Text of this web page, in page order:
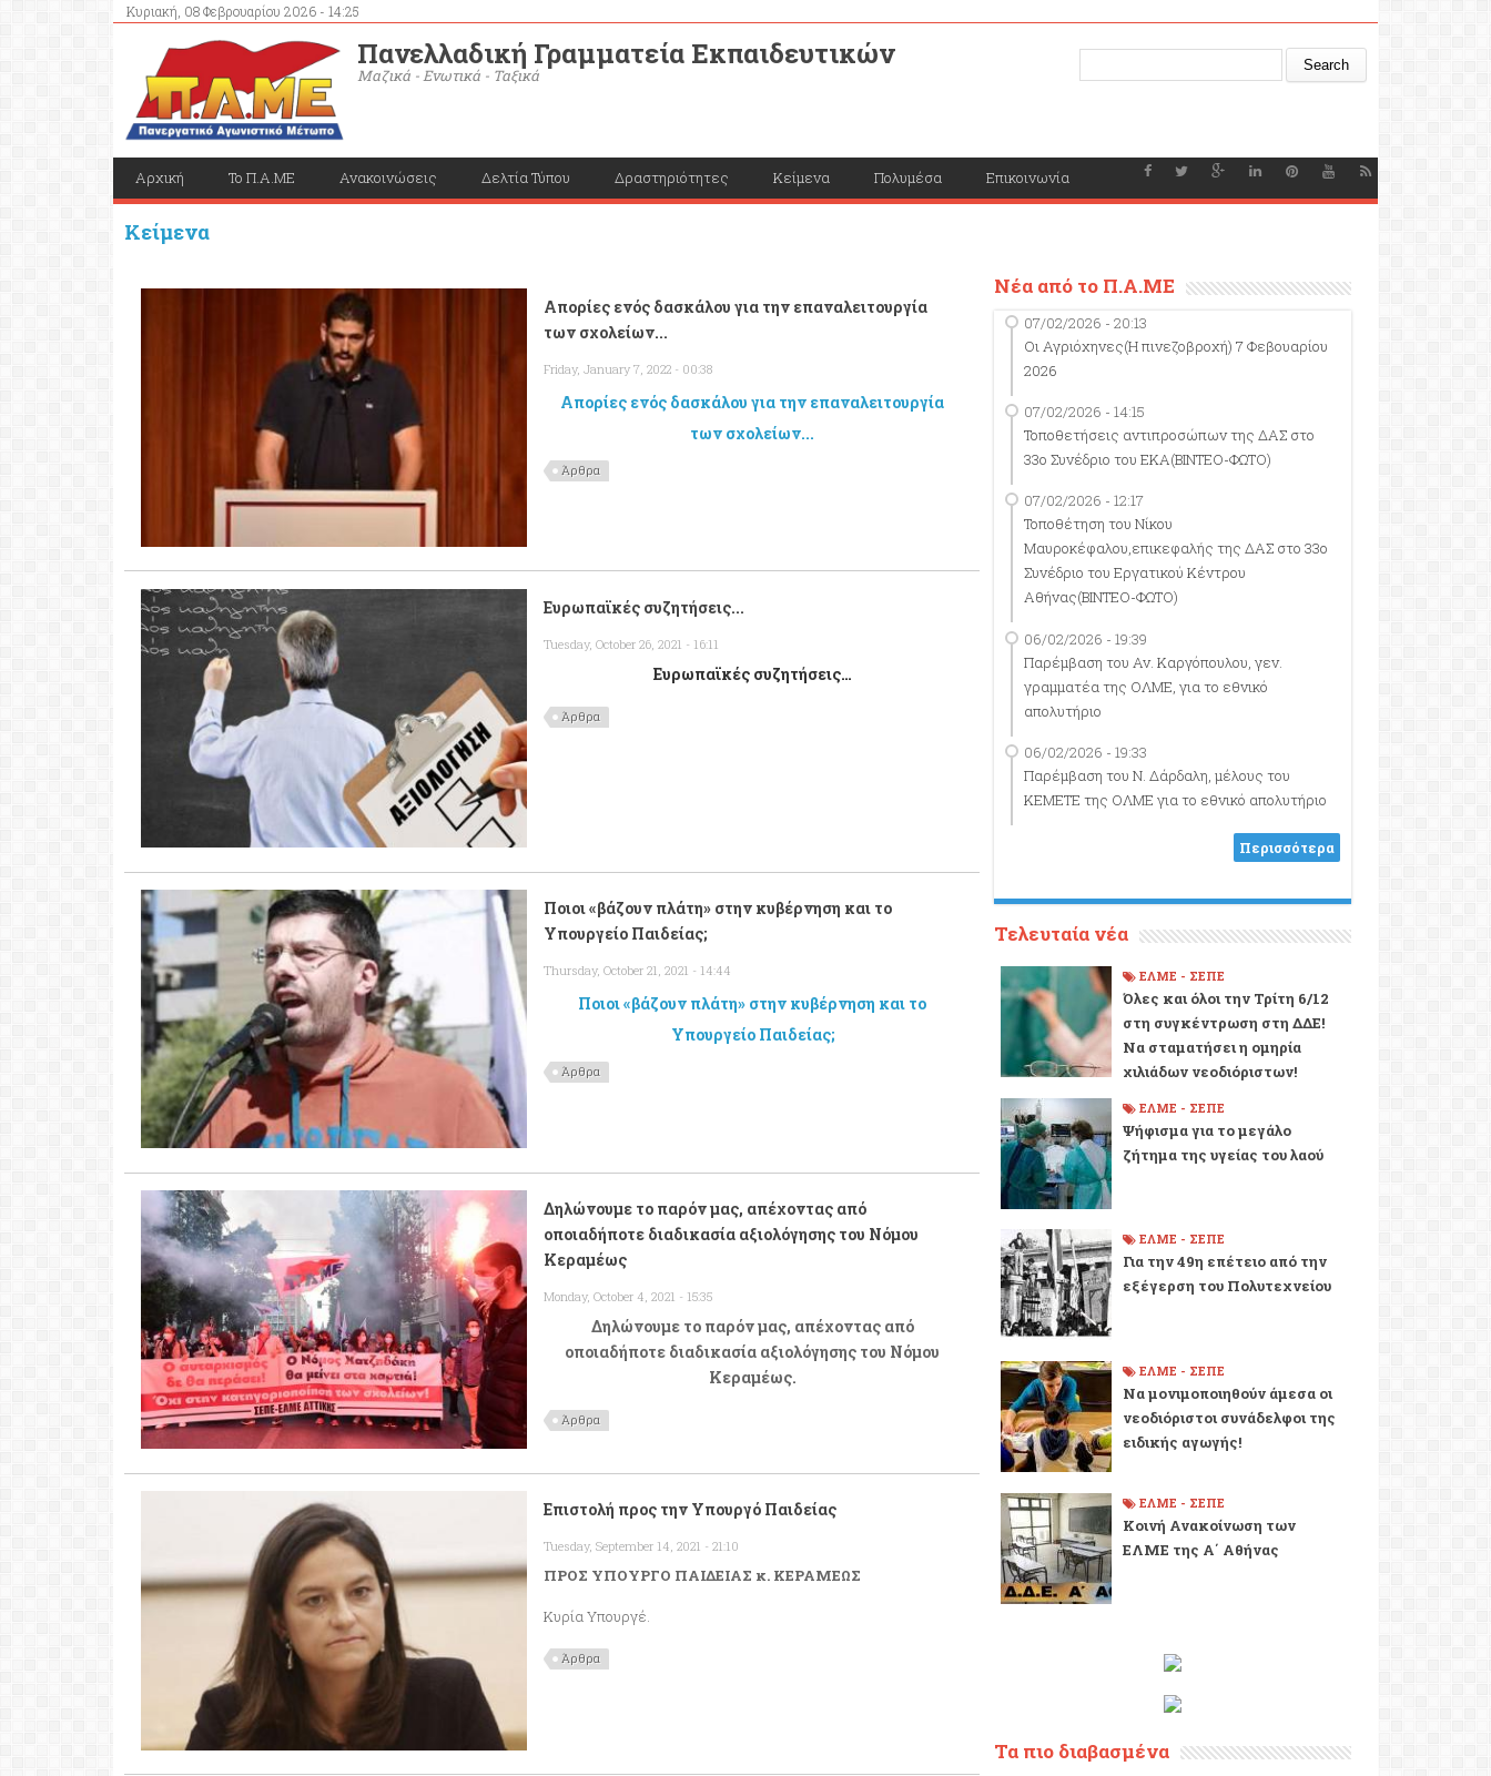
Κυριακή, 08 Φεβρουαρίου 2026 - 14:25
Πανελλαδική Γραμματεία Εκπαιδευτικών
Μαζικά - Ενωτικά - Ταξικά
Αρχική Το Π.Α.ΜΕ Ανακοινώσεις Δελτία Τύπου Δραστηριότητες Κείμενα Πολυμέσα Επικοινωνία
Κείμενα
Απορίες ενός δασκάλου για την επαναλειτουργία
των σχολείων...
Friday, January 7, 2022 - 00:38
Απορίες ενός δασκάλου για την επαναλειτουργία
των σχολείων...
Άρθρα
Ευρωπαϊκές συζητήσεις...
Tuesday, October 26, 2021 - 16:11
Ευρωπαϊκές συζητήσεις…
Άρθρα
Ποιοι «βάζουν πλάτη» στην κυβέρνηση και το
Υπουργείο Παιδείας;
Thursday, October 21, 2021 - 14:44
Ποιοι «βάζουν πλάτη» στην κυβέρνηση και το
Υπουργείο Παιδείας;
Άρθρα
Δηλώνουμε το παρόν μας, απέχοντας από
οποιαδήποτε διαδικασία αξιολόγησης του Νόμου
Κεραμέως
Monday, October 4, 2021 - 15:35
Δηλώνουμε το παρόν μας, απέχοντας από
οποιαδήποτε διαδικασία αξιολόγησης του Νόμου
Κεραμέως.
Άρθρα
Επιστολή προς την Υπουργό Παιδείας
Tuesday, September 14, 2021 - 21:10
ΠΡΟΣ ΥΠΟΥΡΓΟ ΠΑΙΔΕΙΑΣ κ. ΚΕΡΑΜΕΩΣ
Κυρία Υπουργέ.
Άρθρα
Νέα από το Π.Α.ΜΕ
07/02/2026 - 20:13
Οι Αγριόχηνες(Η πινεζοβροχή) 7 Φεβουαρίου
2026
07/02/2026 - 14:15
Τοποθετήσεις αντιπροσώπων της ΔΑΣ στο
33ο Συνέδριο του ΕΚΑ(ΒΙΝΤΕΟ-ΦΩΤΟ)
07/02/2026 - 12:17
Τοποθέτηση του Νίκου
Μαυροκέφαλου,επικεφαλής της ΔΑΣ στο 33ο
Συνέδριο του Εργατικού Κέντρου
Αθήνας(ΒΙΝΤΕΟ-ΦΩΤΟ)
06/02/2026 - 19:39
Παρέμβαση του Αν. Καργόπουλου, γεν.
γραμματέα της ΟΛΜΕ, για το εθνικό
απολυτήριο
06/02/2026 - 19:33
Παρέμβαση του Ν. Δάρδαλη, μέλους του
ΚΕΜΕΤΕ της ΟΛΜΕ για το εθνικό απολυτήριο
Περισσότερα
Τελευταία νέα
ΕΛΜΕ - ΣΕΠΕ
Όλες και όλοι την Τρίτη 6/12
στη συγκέντρωση στη ΔΔΕ!
Να σταματήσει η ομηρία
χιλιάδων νεοδιόριστων!
ΕΛΜΕ - ΣΕΠΕ
Ψήφισμα για το μεγάλο
ζήτημα της υγείας του λαού
ΕΛΜΕ - ΣΕΠΕ
Για την 49η επέτειο από την
εξέγερση του Πολυτεχνείου
ΕΛΜΕ - ΣΕΠΕ
Να μονιμοποιηθούν άμεσα οι
νεοδιόριστοι συνάδελφοι της
ειδικής αγωγής!
ΕΛΜΕ - ΣΕΠΕ
Κοινή Ανακοίνωση των
ΕΛΜΕ της Α΄ Αθήνας
Τα πιο διαβασμένα